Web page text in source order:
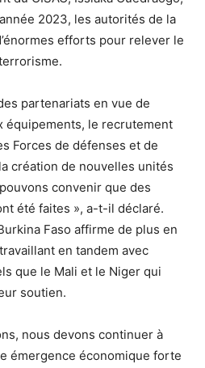
2023, les autorités de la
efforts pour relever le
partenariats en vue de
équipements, le recrutement
Forces de défenses et de
création de nouvelles unités
convenir que des
été faites », a-t-il déclaré.
Faso affirme de plus en
en tandem avec
que le Mali et le Niger qui
soutien.
nous devons continuer à
émergence économique forte